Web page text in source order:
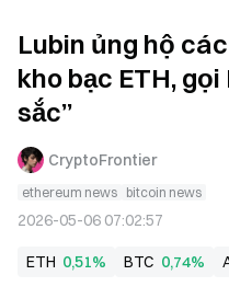
Lubin ủng hộ
kho bạc ETH,
sắc”
CryptoFrontier
ethereum news bitcoin news
2026-05-06 07:02:57
ETH 0,51% BTC 0,74%